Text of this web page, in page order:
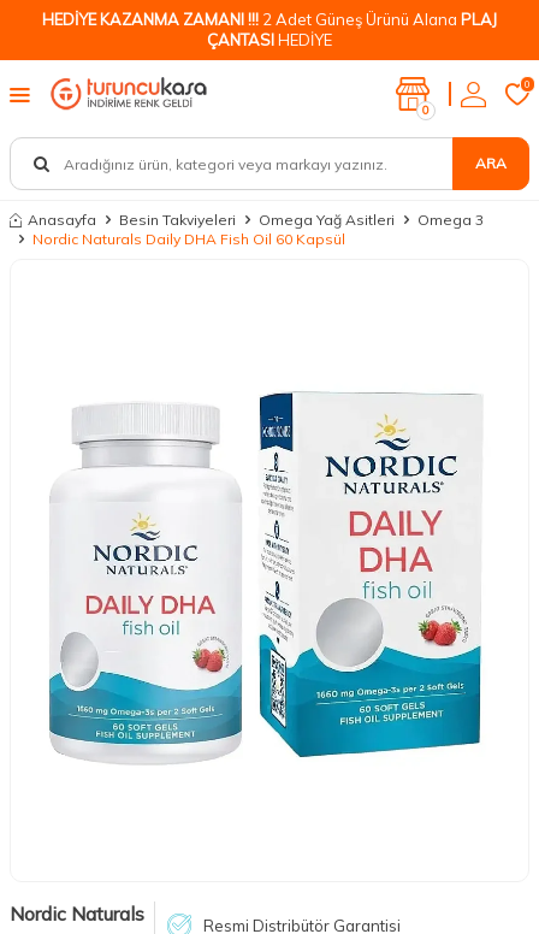
HEDİYE KAZANMA ZAMANI !!! 2 Adet Güneş Ürünü Alana PLAJ
ÇANTASIHEDİYE
ARA
0
0
Anasayfa Besin Takviyeleri Omega Yağ Asitleri
Omega 3
Nordic Naturals Daily DHA Fish Oil 60 Kapsül
Nordic Naturals Resmi Distribütör Garantisi